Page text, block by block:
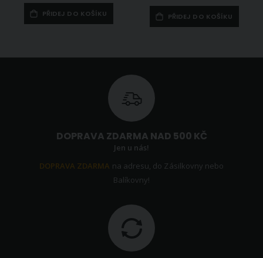
PŘIDEJ DO KOŠÍKU PŘIDEJ DO KOŠÍKU
DOPRAVA ZDARMA NAD 500 KČ
Jen u nás!
DOPRAVA ZDARMA na adresu, do Zásilkovny nebo
Balíkovny!